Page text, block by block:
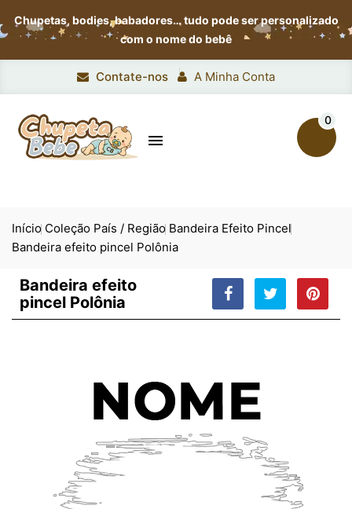
Chupetas, bodies, babadores…tudo pode ser personalizado
com o nome do bebê
Contate-nos A Minha Conta

0
Início Coleção País / Região Bandeira Efeito Pincel
Bandeira efeito pincel Polônia
Bandeira efeito
pincel Polônia